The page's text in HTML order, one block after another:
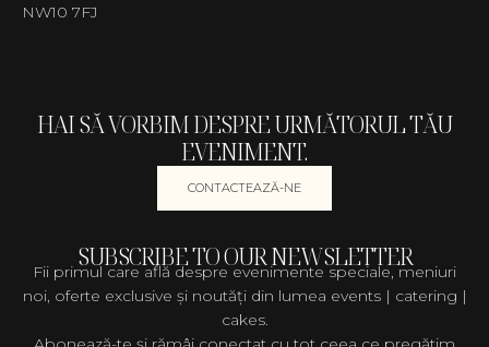
NW10 7FJ
HAI SĂ VORBIM DESPRE URMĂTORUL TĂU
EVENIMENT.
CONTACTEAZĂ-NE
SUBSCRIBE TO OUR NEWSLETTER
Fii primul care află despre evenimente speciale, meniuri
noi, oferte exclusive și noutăți din lumea events | catering |
cakes.